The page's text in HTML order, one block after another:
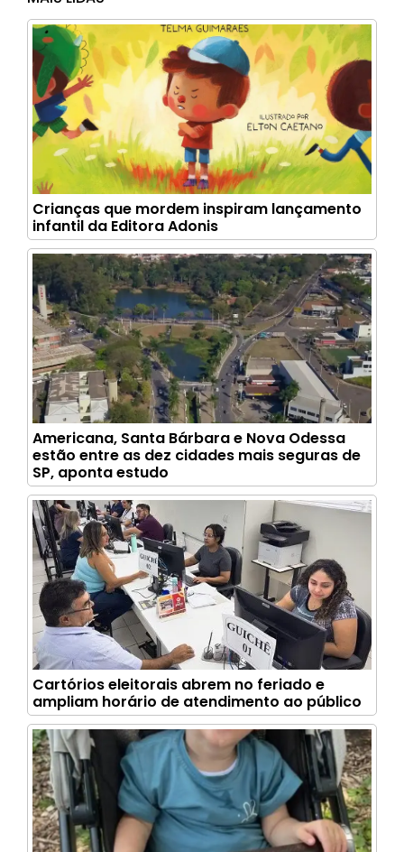
Crianças que mordem inspiram lançamento
infantil da Editora Adonis
Americana, Santa Bárbara e Nova Odessa
estão entre as dez cidades mais seguras de
SP, aponta estudo
Cartórios eleitorais abrem no feriado e
ampliam horário de atendimento ao público